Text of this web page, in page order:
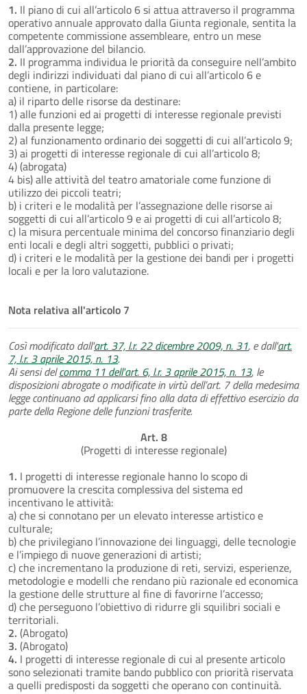
1. Il piano di cui all’articolo 6 si attua attraverso il programma
operativo annuale approvato dalla Giunta regionale, sentita la
competente commissione assembleare, entro un mese
dall’approvazione del bilancio.
2. II programma individua le priorità da conseguire nell’ambito
degli indirizzi individuati dal piano di cui all’articolo 6 e
contiene, in particolare:
a) il riparto delle risorse da destinare:
1) alle funzioni ed ai progetti di interesse regionale previsti
dalla presente legge;
2) al funzionamento ordinario dei soggetti di cui all’articolo 9;
3) ai progetti di interesse regionale di cui all’articolo 8;
4) (abrogata)
4 bis) alle attività del teatro amatoriale come funzione di
utilizzo dei piccoli teatri;
b) i criteri e le modalità per l’assegnazione delle risorse ai
soggetti di cui all’articolo 9 e ai progetti di cui all’articolo 8;
c) la misura percentuale minima del concorso finanziario degli
enti locali e degli altri soggetti, pubblici o privati;
d) i criteri e le modalità per la gestione dei bandi per i progetti
locali e per la loro valutazione.
Nota relativa all'articolo 7
Così modificato dall'art. 37, l.r. 22 dicembre 2009, n. 31, e dall'art.
7, l.r. 3 aprile 2015, n. 13.
Ai sensi delcomma 11 dell'art. 6, l.r. 3 aprile 2015, n. 13, le
disposizioni abrogate o modificate in virtù dell’art. 7 della medesima
legge continuano ad applicarsi fino alla data di effettivo esercizio da
parte della Regione delle funzioni trasferite.
Art. 8
(Progetti di interesse regionale)
1. I progetti di interesse regionale hanno lo scopo di
promuovere la crescita complessiva del sistema ed
incentivano le attività:
a) che si connotano per un elevato interesse artistico e
culturale;
b) che privilegiano l’innovazione dei linguaggi, delle tecnologie
e l’impiego di nuove generazioni di artisti;
c) che incrementano la produzione di reti, servizi, esperienze,
metodologie e modelli che rendano più razionale ed economica
la gestione delle strutture al fine di favorirne l’accesso;
d) che perseguono l’obiettivo di ridurre gli squilibri sociali e
territoriali.
2. (Abrogato)
3. (Abrogato)
4. I progetti di interesse regionale di cui al presente articolo
sono selezionati tramite bando pubblico con priorità riservata
a quelli predisposti da soggetti che operano con continuità.